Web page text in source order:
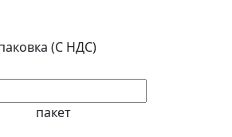
(С НДС)
пакет